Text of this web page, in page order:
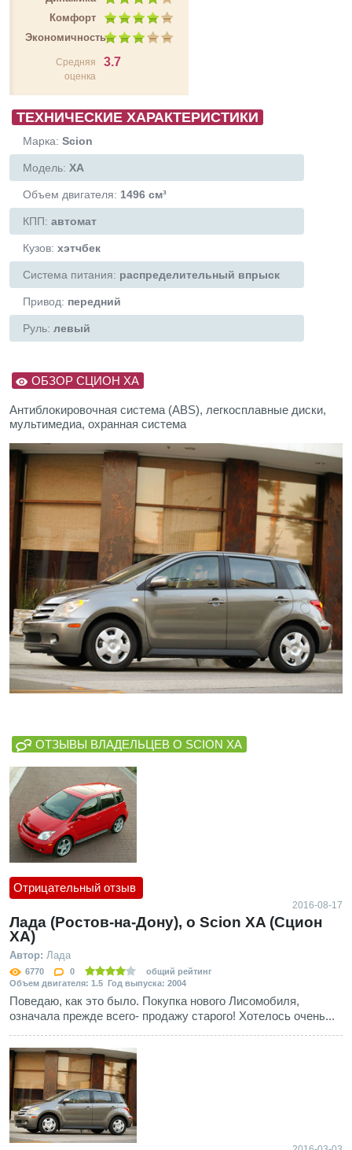
Комфорт
Экономичность
Средняя
оценка
3.7
ТЕХНИЧЕСКИЕ ХАРАКТЕРИСТИКИ
Марка: Scion
Модель: XA
Объем двигателя: 1496 см³
КПП: автомат
Кузов: хэтчбек
Система питания: распределительный впрыск
Привод: передний
Руль: левый
ОБЗОР СЦИОН ХА
Антиблокировочная система (ABS), легкосплавные диски,
мультимедиа, охранная система
ОТЗЫВЫ ВЛАДЕЛЬЦЕВ О SCION XA
Отрицательный отзыв
2016-08-17
Лада (Ростов-на-Дону), о Scion XA (Сцион
ХА)
Автор: Лада
6770 0
общий рейтинг
Объем двигателя: 1.5 Год выпуска: 2004
Поведаю, как это было. Покупка нового Лисомобиля,
означала прежде всего- продажу старого! Хотелось очень...